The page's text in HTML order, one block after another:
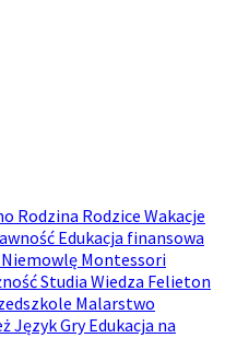
Rodzina Rodzice Wakacje
Edukacja finansowa
Niemowlę Montessori
Studia Wiedza Felieton
Malarstwo
JęzykGryEdukacja na